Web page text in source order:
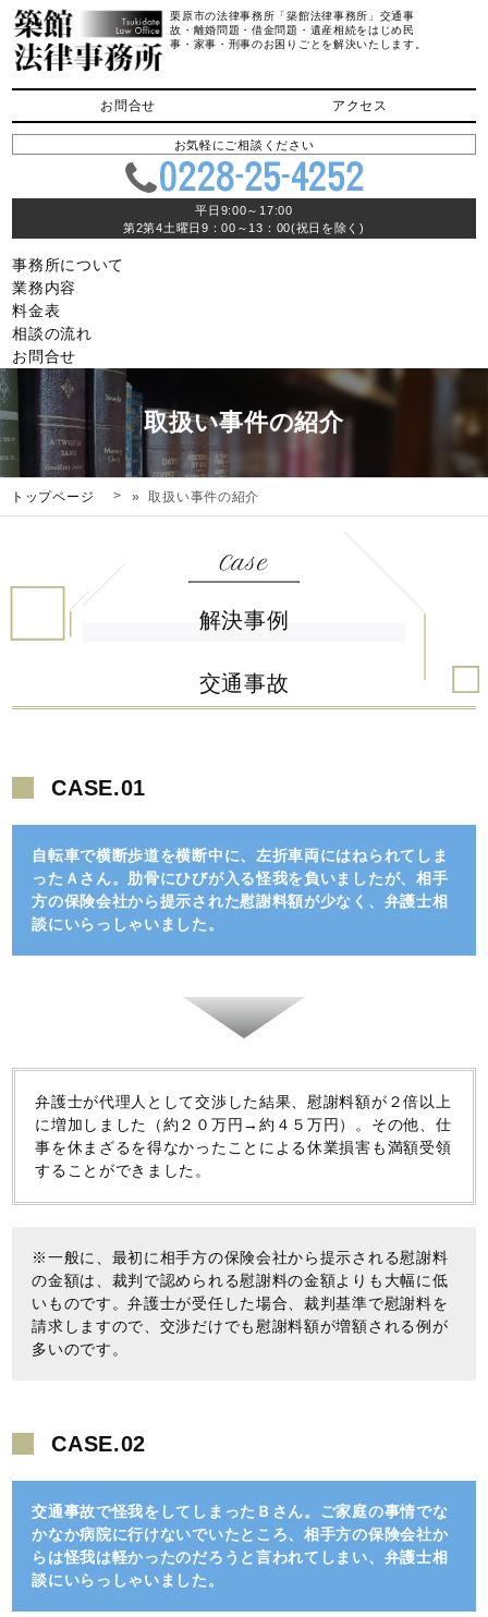
栗原市の法律事務所「築館法律事務所」交通事
故・離婚問題・借金問題・遺産相続をはじめ民
事・家事・刑事のお困りごとを解決いたします。
お問合せ アクセス
お気軽にご相談ください
平日9:00～17:00
第2第4土曜日9：00～13：00(祝日を除く)
事務所について
業務内容
料金表
相談の流れ
お問合せ
取扱い事件の紹介
トップページ » 取扱い事件の紹介
解決事例
交通事故
CASE.01
自転車で横断歩道を横断中に、左折車両にはねられてしま
ったＡさん。肋骨にひびが入る怪我を負いましたが、相手
方の保険会社から提示された慰謝料額が少なく、弁護士相
談にいらっしゃいました。
弁護士が代理人として交渉した結果、慰謝料額が２倍以上
に増加しました（約２０万円→約４５万円）。その他、仕
事を休まざるを得なかったことによる休業損害も満額受領
することができました。
※一般に、最初に相手方の保険会社から提示される慰謝料
の金額は、裁判で認められる慰謝料の金額よりも大幅に低
いものです。弁護士が受任した場合、裁判基準で慰謝料を
請求しますので、交渉だけでも慰謝料額が増額される例が
多いのです。
CASE.02
交通事故で怪我をしてしまったＢさん。ご家庭の事情でな
かなか病院に行けないでいたところ、相手方の保険会社か
らは怪我は軽かったのだろうと言われてしまい、弁護士相
談にいらっしゃいました。